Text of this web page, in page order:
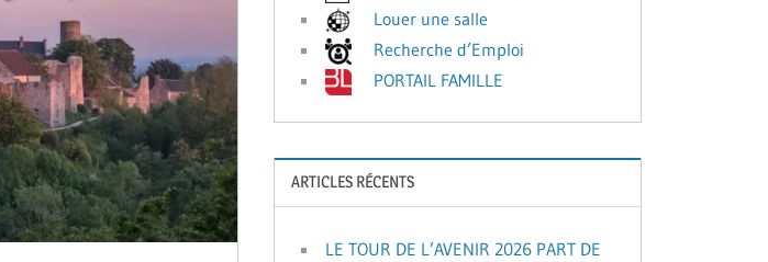
Louer une salle
Recherche d’Emploi
PORTAIL FAMILLE
ARTICLES RÉCENTS
LE TOUR DE L’AVENIR 2026 PART DE